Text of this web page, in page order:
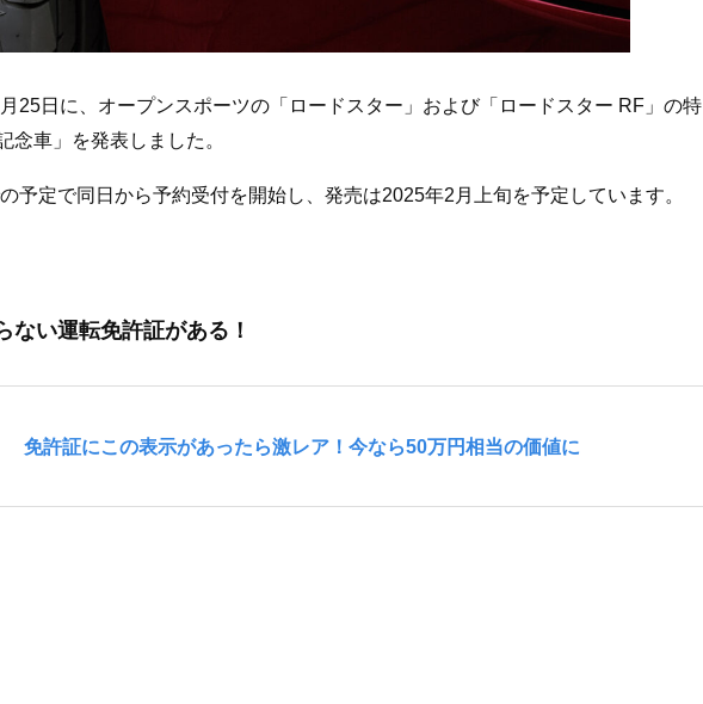
25日に、オープンスポーツの「ロードスター」および「ロードスター RF」の特
念車」を発表しました。
予定で同日から予約受付を開始し、発売は2025年2月上旬を予定しています。
ない運転免許証がある！